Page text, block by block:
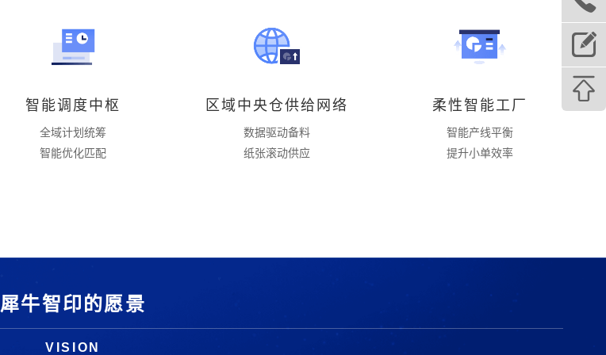
智能调度中枢
全域计划统筹
智能优化匹配
区域中央仓供给网络
数据驱动备料
纸张滚动供应
柔性智能工厂
智能产线平衡
提升小单效率
犀牛智印的愿景
VISION